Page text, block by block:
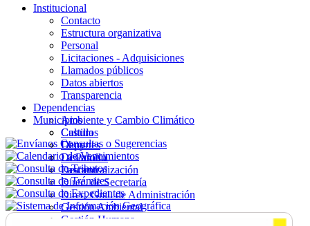
Institucional
Contacto
Estructura organizativa
Personal
Licitaciones - Adquisiciones
Llamados públicos
Datos abiertos
Transparencia
Dependencias
Ambiente y Cambio Climático
Cultura
Deportes
Desarrollo
Descentralización
Direc. de Secretaría
Direc. Gral. de Administración
Gestión Ambiental
Gestión Humana
Municipios
Castillos
Chuy
La Paloma
Lascano